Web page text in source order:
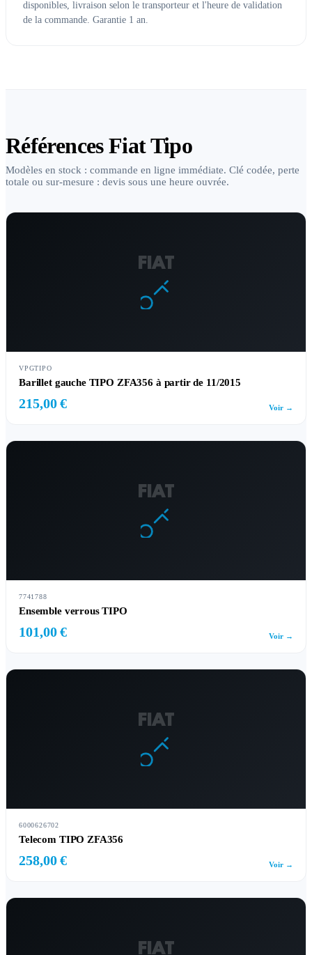
disponibles, livraison selon le transporteur et l'heure de validation
de la commande. Garantie 1 an.
Références Fiat Tipo
Modèles en stock : commande en ligne immédiate. Clé codée, perte
totale ou sur-mesure : devis sous une heure ouvrée.
FIAT
VPGTIPO
Barillet gauche TIPO ZFA356 à partir de 11/2015
215,00 € Voir →
FIAT
7741788
Ensemble verrous TIPO
101,00 € Voir →
FIAT
6000626702
Telecom TIPO ZFA356
258,00 € Voir →
FIAT